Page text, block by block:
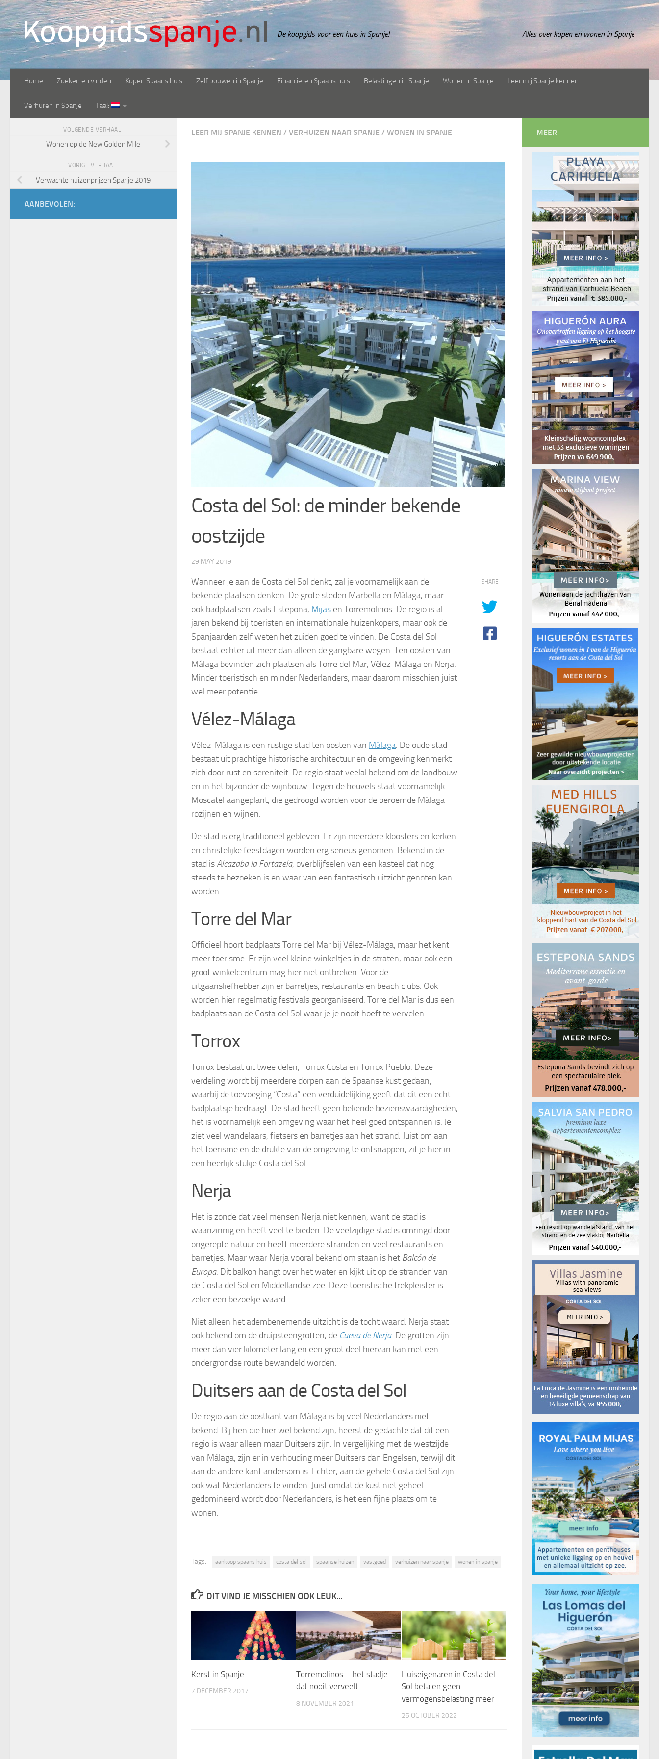
Doorgaan naar inhoud
De koopgids voor een huis in Spanje! Alles over kopen en wonen in Spanje
Home Zoeken en vinden Kopen Spaans huis Zelf bouwen in Spanje Financieren Spaans huis Belastingen in Spanje Wonen in Spanje Leer mij Spanje kennen
Verhuren in Spanje Taal:
LEER MIJ SPANJE KENNEN / VERHUIZEN NAAR SPANJE / WONEN IN SPANJE
Costa del Sol: de minder bekende
oostzijde
29 MAY 2019
Wanneer je aan de Costa del Sol denkt, zal je voornamelijk aan de
bekende plaatsen denken. De grote steden Marbella en Málaga, maar
ook badplaatsen zoals Estepona, Mijas en Torremolinos. De regio is al
jaren bekend bij toeristen en internationale huizenkopers, maar ook de
Spanjaarden zelf weten het zuiden goed te vinden. De Costa del Sol
bestaat echter uit meer dan alleen de gangbare wegen. Ten oosten van
Málaga bevinden zich plaatsen als Torre del Mar, Vélez-Málaga en Nerja.
Minder toeristisch en minder Nederlanders, maar daarom misschien juist
wel meer potentie.
Vélez-Málaga
Vélez-Málaga is een rustige stad ten oosten van Málaga. De oude stad
bestaat uit prachtige historische architectuur en de omgeving kenmerkt
zich door rust en sereniteit. De regio staat veelal bekend om de landbouw
en in het bijzonder de wijnbouw. Tegen de heuvels staat voornamelijk
Moscatel aangeplant, die gedroogd worden voor de beroemde Málaga
rozijnen en wijnen.
De stad is erg traditioneel gebleven. Er zijn meerdere kloosters en kerken
en christelijke feestdagen worden erg serieus genomen. Bekend in de
stad isAlcazaba la Fortazela, overblijfselen van een kasteel dat nog
steeds te bezoeken is en waar van een fantastisch uitzicht genoten kan
worden.
Torre del Mar
Officieel hoort badplaats Torre del Mar bij Vélez-Málaga, maar het kent
meer toerisme. Er zijn veel kleine winkeltjes in de straten, maar ook een
groot winkelcentrum mag hier niet ontbreken. Voor de
uitgaansliefhebber zijn er barretjes, restaurants en beach clubs. Ook
worden hier regelmatig festivals georganiseerd. Torre del Mar is dus een
badplaats aan de Costa del Sol waar je je nooit hoeft te vervelen.
Torrox
Torrox bestaat uit twee delen, Torrox Costa en Torrox Pueblo. Deze
verdeling wordt bij meerdere dorpen aan de Spaanse kust gedaan,
waarbij de toevoeging “Costa” een verduidelijking geeft dat dit een echt
badplaatsje bedraagt. De stad heeft geen bekende bezienswaardigheden,
het is voornamelijk een omgeving waar het heel goed ontspannen is. Je
ziet veel wandelaars, fietsers en barretjes aan het strand. Juist om aan
het toerisme en de drukte van de omgeving te ontsnappen, zit je hier in
een heerlijk stukje Costa del Sol.
Nerja
Het is zonde dat veel mensen Nerja niet kennen, want de stad is
waanzinnig en heeft veel te bieden. De veelzijdige stad is omringd door
ongerepte natuur en heeft meerdere stranden en veel restaurants en
barretjes. Maar waar Nerja vooral bekend om staan is het Balcón de
Europa. Dit balkon hangt over het water en kijkt uit op de stranden van
de Costa del Sol en Middellandse zee. Deze toeristische trekpleister is
zeker een bezoekje waard.
Niet alleen het adembenemende uitzicht is de tocht waard. Nerja staat
ook bekend om de druipsteengrotten, de Cueva de Nerja. De grotten zijn
meer dan vier kilometer lang en een groot deel hiervan kan met een
ondergrondse route bewandeld worden.
Duitsers aan de Costa del Sol
De regio aan de oostkant van Málaga is bij veel Nederlanders niet
bekend. Bij hen die hier wel bekend zijn, heerst de gedachte dat dit een
regio is waar alleen maar Duitsers zijn. In vergelijking met de westzijde
van Málaga, zijn er in verhouding meer Duitsers dan Engelsen, terwijl dit
aan de andere kant andersom is. Echter, aan de gehele Costa del Sol zijn
ook wat Nederlanders te vinden. Juist omdat de kust niet geheel
gedomineerd wordt door Nederlanders, is het een fijne plaats om te
wonen.
SHARE
Tags: aankoop spaans huis costa del sol spaanse huizen vastgoed verhuizen naar spanje wonen in spanje
DIT VIND JE MISSCHIEN OOK LEUK...
Kerst in Spanje
7 DECEMBER 2017
Torremolinos – het stadje
dat nooit verveelt
8 NOVEMBER 2021
Huiseigenaren in Costa del
Sol betalen geen
vermogensbelasting meer
25 OCTOBER 2022
VOLGENDE VERHAAL
Wonen op de New Golden Mile
VORIGE VERHAAL
Verwachte huizenprijzen Spanje 2019
AANBEVOLEN:
MEER